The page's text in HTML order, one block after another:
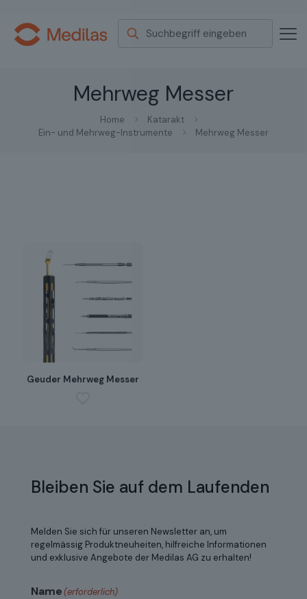
Mehrweg Messer
Home
Katarakt
Ein- und Mehrweg-Instrumente
Mehrweg Messer
Geuder Mehrweg Messer
Bleiben Sie auf dem Laufenden
Melden Sie sich für unseren Newsletter an, um
regelmässig Produktneuheiten, hilfreiche Informationen
und exklusive Angebote der Medilas AG zu erhalten!
Name(erforderlich)